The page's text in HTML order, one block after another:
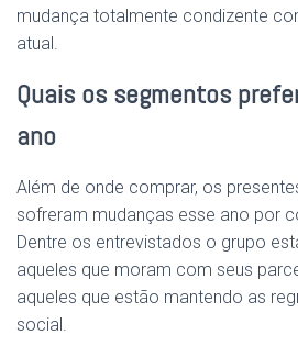
mudança totalmente condizente
atual.
Quais os segmentos
ano
Além de onde comprar, os
sofreram mudanças esse ano por
Dentre os entrevistados o grupo
aqueles que moram com seus
aqueles que estão mantendo as
social.